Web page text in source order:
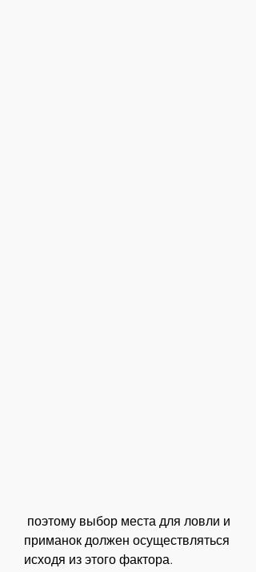
приманок должен осуществляться
исходя из этого фактора.